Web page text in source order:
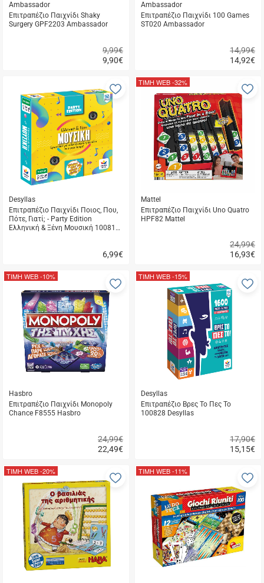
Ambassador
Επιτραπέζιο Παιχνίδι Shaky
Surgery GPF2203 Ambassador
9,90€
9,99€
Ambassador
Επιτραπέζιο Παιχνίδι 100 Games
ST020 Ambassador
14,92€
14,99€
αγορά
Desyllas
Επιτραπέζιο Παιχνίδι Ποιος, Που,
Πότε, Γιατί; - Party Edition
Ελληνική & Ξένη Μουσική 100817
6,99€
Προσθήκη
αγαπημένα
αγορά
Mattel
Επιτραπέζιο Παιχνίδι Uno Quatro
HPF82 Mattel
16,93€
24,99€
ΤΙΜΗ WEB-32%
αγορά
Hasbro
Επιτραπέζιο Παιχνίδι Monopoly
Chance F8555 Hasbro
22,49€
24,99€
ΤΙΜΗ WEB-10%
Προσθήκη
αγαπημένα
αγορά
Desyllas
Επιτραπέζιο Βρες Το Πες Το
100828 Desyllas
15,15€
17,90€
ΤΙΜΗ WEB-15%
αγορά
ΤΙΜΗ WEB-20%
Προσθήκη
αγαπημένα
ΤΙΜΗ WEB-11%